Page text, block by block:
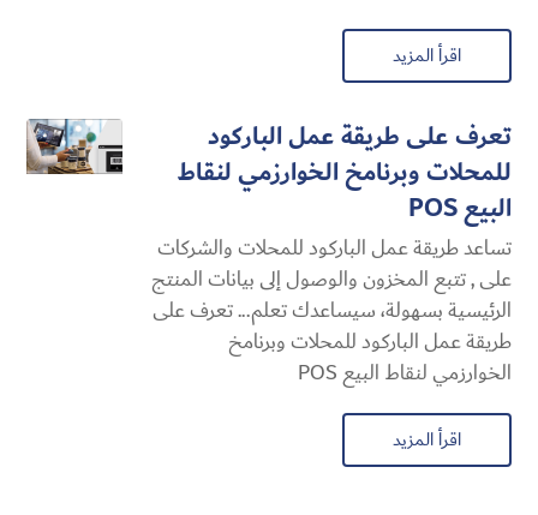
اقرأ المزيد
تعرف على طريقة عمل الباركود
للمحلات وبرنامخ الخوارزمي لنقاط
البيع POS
تساعد طريقة عمل الباركود للمحلات والشركات
على , تتبع المخزون والوصول إلى بيانات المنتج
الرئيسية بسهولة، سيساعدك تعلم... تعرف على
طريقة عمل الباركود للمحلات وبرنامخ
الخوارزمي لنقاط البيع POS
اقرأ المزيد